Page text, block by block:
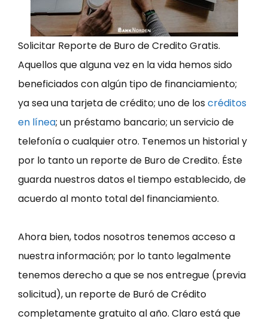
Solicitar Reporte de Buro de Credito Gratis.
Aquellos que alguna vez en la vida hemos sido
beneficiados con algún tipo de financiamiento;
ya sea una tarjeta de crédito; uno de loscréditos
en línea; un préstamo bancario; un servicio de
telefonía o cualquier otro. Tenemos un historial y
por lo tanto un reporte de Buro de Credito. Éste
guarda nuestros datos el tiempo establecido, de
acuerdo al monto total del financiamiento.
Ahora bien, todos nosotros tenemos acceso a
nuestra información; por lo tanto legalmente
tenemos derecho a que se nos entregue (previa
solicitud), un reporte de Buró de Crédito
completamente gratuito al año. Claro está que